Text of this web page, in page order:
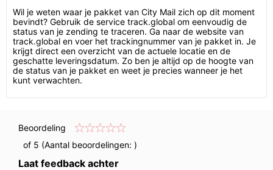
Wil je weten waar je pakket van City Mail zich op dit moment
bevindt? Gebruik de service track.global om eenvoudig de
status van je zending te traceren. Ga naar de website van
track.global en voer het trackingnummer van je pakket in. Je
krijgt direct een overzicht van de actuele locatie en de
geschatte leveringsdatum. Zo ben je altijd op de hoogte van
de status van je pakket en weet je precies wanneer je het
kunt verwachten.
Beoordeling
of 5 (Aantal beoordelingen: )
Laat feedback achter